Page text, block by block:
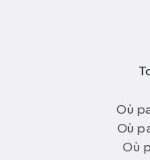
Où
Où
Où